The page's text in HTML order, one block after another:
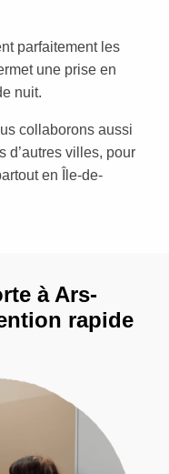
parfaitement les
une prise en
nuit.
collaborons aussi
d’autres villes, pour
en Île-de-
à Ars-
rapide